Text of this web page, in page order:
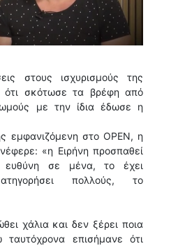
στους ισχυρισμούς της
ότι σκότωσε τα βρέφη από
με την ίδια έδωσε η
εμφανιζόμενη στο ΟΡΕΝ, η
«η Ειρήνη προσπαθεί
ευθύνη σε μένα, το έχει
πολλούς, το
χάλια και δεν ξέρει ποια
επισήμανε ότι